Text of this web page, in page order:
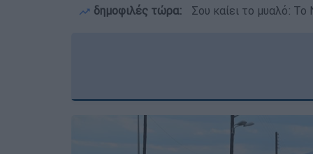
δημοφιλές τώρα: Σου καίει το μυαλό: